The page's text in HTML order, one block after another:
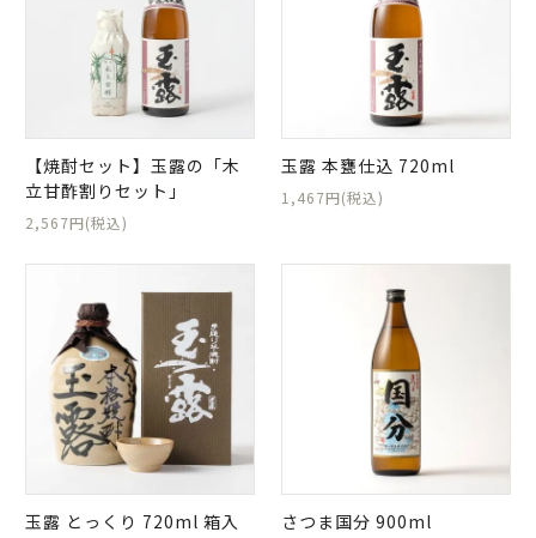
【焼酎セット】玉露の「木
立甘酢割りセット」
2,567円(税込)
玉露 本甕仕込 720ml
1,467円(税込)
玉露 とっくり 720ml 箱入 さつま国分 900ml